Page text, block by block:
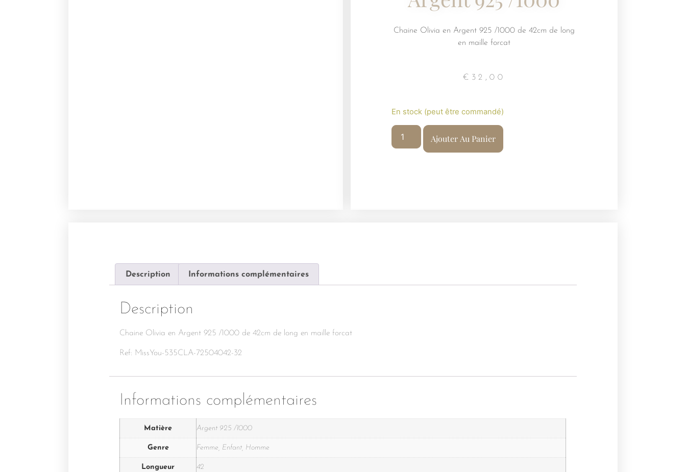
Chaine Olivia en Argent 925 /1000 de 42cm de long
en maille forcat
€ 32,00
En stock (peut être commandé)
Ajouter Au Panier
Description Informations complémentaires
Description
Chaine Olivia en Argent 925 /1000 de 42cm de long en maille forcat
Ref: MissYou-535CLA-72504042-32
Informations complémentaires
Matière Argent 925 /1000
Genre Femme, Enfant, Homme
Longueur 42